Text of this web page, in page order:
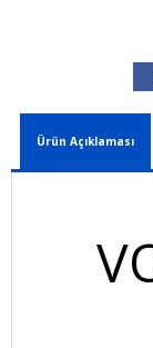
Ürün Açıklaması